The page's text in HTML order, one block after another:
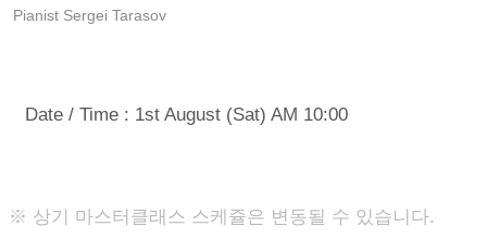
Pianist Sergei Tarasov
Date / Time : 1st August (Sat) AM 10:00
※ 상기 마스터클래스 스케쥴은 변동될 수 있습니다.